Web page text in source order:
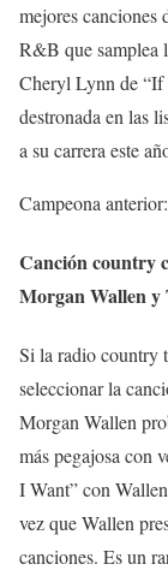
mejores canciones
R&B que samplea
Cheryl Lynn de “If
destronada en las
a su carrera este
Campeona
Canción country
Morgan Wallen y
Si la radio country
seleccionar la
Morgan Wallen
más pegajosa con
I Want” con
vez que Wallen
canciones. Es un